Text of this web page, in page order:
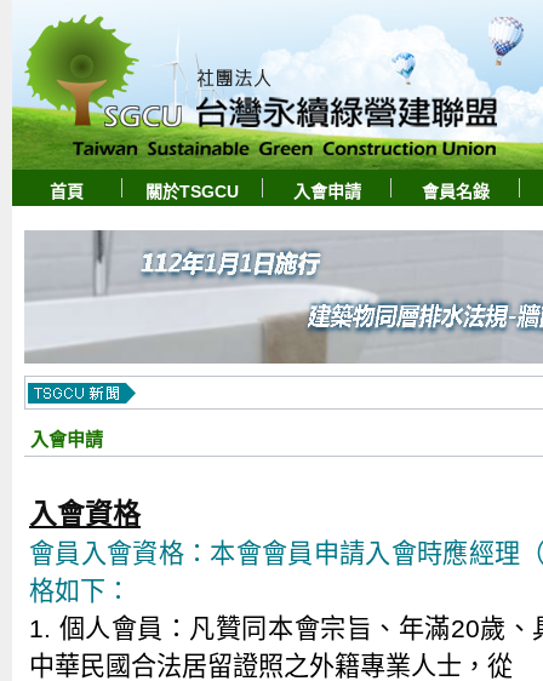
首頁 關於TSGCU 入會申請 會員名錄
入會申請
入會資格
會員入會資格：本會會員申請入會時應經理
格如下：
1. 個人會員：凡贊同本會宗旨、年滿20歲
中華民國合法居留證照之外籍專業人士，從